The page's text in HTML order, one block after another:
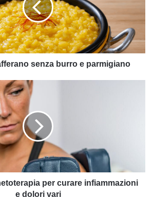
senza burro e parmigiano
per curare infiammazioni
e dolori vari